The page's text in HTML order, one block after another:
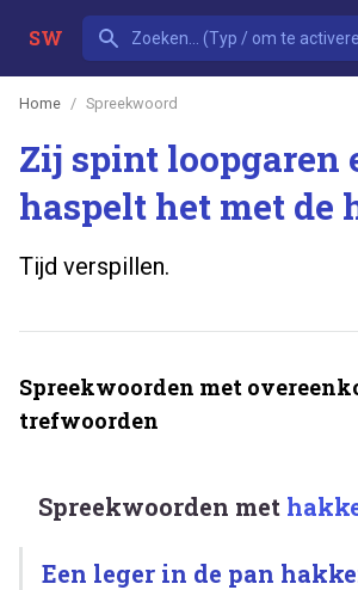
SW
Home Spreekwoord
Zij spint loopgaren
haspelt het met de
Tijd verspillen.
Spreekwoorden met
trefwoorden
Spreekwoorden met
Een leger in de pan